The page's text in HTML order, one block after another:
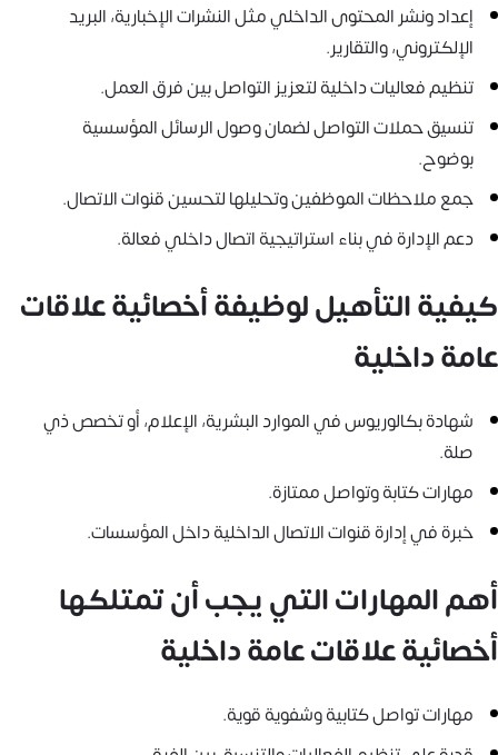
إعداد ونشر المحتوى الداخلي مثل النشرات الإخبارية، البريد
الإلكتروني، والتقارير.
تنظيم فعاليات داخلية لتعزيز التواصل بين فرق العمل.
تنسيق حملات التواصل لضمان وصول الرسائل المؤسسية
بوضوح.
جمع ملاحظات الموظفين وتحليلها لتحسين قنوات الاتصال.
دعم الإدارة في بناء استراتيجية اتصال داخلي فعالة.
كيفية التأهيل لوظيفة أخصائية علاقات
عامة داخلية
شهادة بكالوريوس في الموارد البشرية، الإعلام، أو تخصص ذي
صلة.
مهارات كتابة وتواصل ممتازة.
خبرة في إدارة قنوات الاتصال الداخلية داخل المؤسسات.
أهم المهارات التي يجب أن تمتلكها
أخصائية علاقات عامة داخلية
مهارات تواصل كتابية وشفوية قوية.